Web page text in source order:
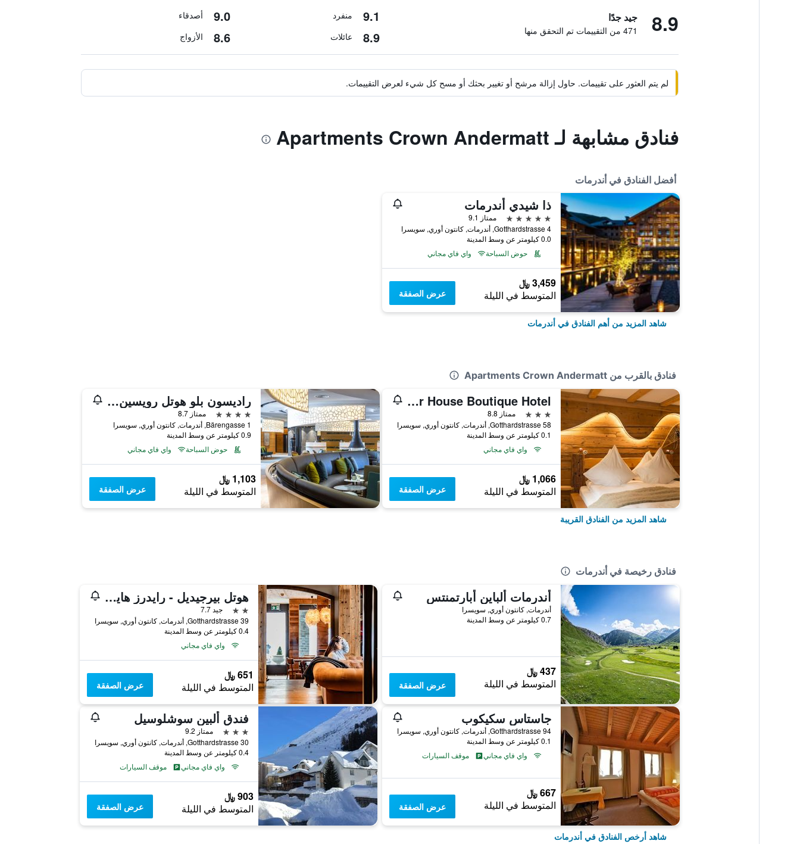
8.9 جيد جدًا
471 من التقييمات تم التحقق منها
9.1 منفرد 9.0 أصدقاء
8.9 عائلات 8.6 الأزواج
لم يتم العثور على تقييمات. حاول إزالة مرشح أو تغيير بحثك أو مسح كل شيء لعرض التقييمات.
فنادق مشابهة لـ Apartments Crown Andermatt
أفضل الفنادق في أندرمات
ذا شيدي أندرمات
5 نجوم
ممتاز 9.1
Gotthardstrasse 4, أندرمات, كانتون أوري, سويسرا
0.0 كيلومتر عن وسط المدينة
حوض السباحة
واي فاي مجاني
3,459 ﷼
المتوسط في الليلة عرض الصفقة
شاهد المزيد من أهم الفنادق في أندرمات
فنادق بالقرب من Apartments Crown Andermatt
The River House Boutique Hotel
3 نجوم
ممتاز 8.8
Gotthardstrasse 58, أندرمات, كانتون أوري, سويسرا
0.1 كيلومتر عن وسط المدينة
واي فاي مجاني
1,066 ﷼
المتوسط في الليلة عرض الصفقة
راديسون بلو هوتل رويسين، أندرمات
4 نجوم
ممتاز 8.7
Bärengasse 1, أندرمات, كانتون أوري, سويسرا
0.9 كيلومتر عن وسط المدينة
حوض السباحة
واي فاي مجاني
1,103 ﷼
المتوسط في الليلة عرض الصفقة
شاهد المزيد من الفنادق القريبة
فنادق رخيصة في أندرمات
أندرمات ألباين أبارتمنتس
أندرمات, كانتون أوري, سويسرا
0.7 كيلومتر عن وسط المدينة
437 ﷼
المتوسط في الليلة عرض الصفقة
هوتل بيرجيديل - رايدرز هايفين - سيلف تشيكإن
2 نجمتين
جيد 7.7
39 Gotthardstrasse, أندرمات, كانتون أوري, سويسرا
0.4 كيلومتر عن وسط المدينة
واي فاي مجاني
651 ﷼
المتوسط في الليلة عرض الصفقة
جاستاس سكيكوب
Gotthardstrasse 94, أندرمات, كانتون أوري, سويسرا
0.1 كيلومتر عن وسط المدينة
واي فاي مجاني
موقف السيارات
667 ﷼
المتوسط في الليلة عرض الصفقة
فندق ألبين سوشلوسيل
3 نجوم
ممتاز 9.2
Gotthardstrasse 30, أندرمات, كانتون أوري, سويسرا
0.4 كيلومتر عن وسط المدينة
واي فاي مجاني
موقف السيارات
903 ﷼
المتوسط في الليلة عرض الصفقة
شاهد أرخص الفنادق في أندرمات